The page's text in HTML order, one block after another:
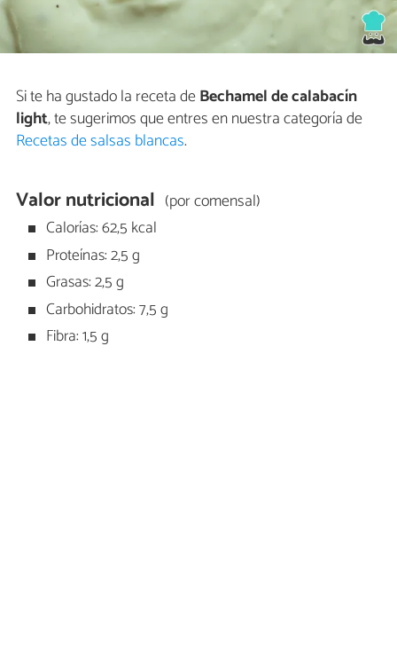
Si te ha gustado la receta deBechamel de calabacín
light, te sugerimos que entres en nuestra categoría de
Recetas de salsas blancas.
Valor nutricional (por comensal)
Calorías: 62,5 kcal
Proteínas: 2,5 g
Grasas: 2,5 g
Carbohidratos: 7,5 g
Fibra: 1,5 g